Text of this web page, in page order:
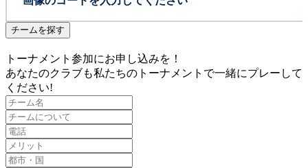
チームを探す
トーナメント参加にお申し込みを！
あなたのクラブも私たちのトーナメントで一緒にプレーして
ください!